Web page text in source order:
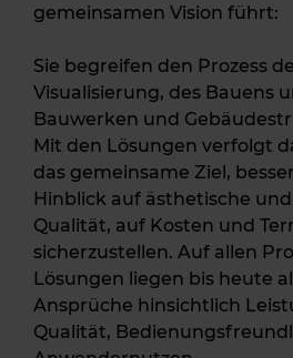
gemeinsamen Vision führt:
Sie begreifen den Prozess
Visualisierung, des Bauens
Bauwerken und
Mit den Lösungen verfolgt
das gemeinsame Ziel,
Hinblick auf ästhetische
Qualität, auf Kosten und
sicherzustellen. Auf allen
Lösungen liegen bis heute
Ansprüche hinsichtlich
Qualität,